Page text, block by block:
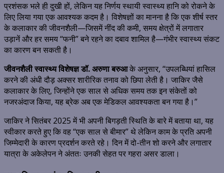
प्रशंसक भले ही दुखी हों, लेकिन यह निर्णय स्थायी स्वास्थ्य हानि को रोकने के
लिए लिया गया एक आवश्यक कदम है। विशेषज्ञों का मानना है कि एक शीर्ष स्तर
के कलाकार की जीवनशैली—जिसमें नींद की कमी, समय क्षेत्रों में लगातार
उड़ानें और हर समय “फनी” बने रहने का दबाव शामिल है—गंभीर स्वास्थ्य संकट
का कारण बन सकती है।
जीवनशैली स्वास्थ्य विशेषज्ञ डॉ. अरुणा बरुआके अनुसार, “उपलब्धियां हासिल
करने की अंधी दौड़ अक्सर शारीरिक तनाव को छिपा लेती है। जाकिर जैसे
कलाकार के लिए, जिन्होंने एक साल से अधिक समय तक इन संकेतों को
नजरअंदाज किया, यह ब्रेक अब एक मेडिकल आवश्यकता बन गया है।”
जाकिर ने सितंबर 2025 में भी अपनी बिगड़ती स्थिति के बारे में बताया था, यह
स्वीकार करते हुए कि वह “एक साल से बीमार” थे लेकिन काम के प्रति अपनी
जिम्मेदारी के कारण प्रदर्शन करते रहे। दिन में दो-तीन शो करने और लगातार
यात्रा के अकेलेपन ने अंततः उनकी सेहत पर गहरा असर डाला।